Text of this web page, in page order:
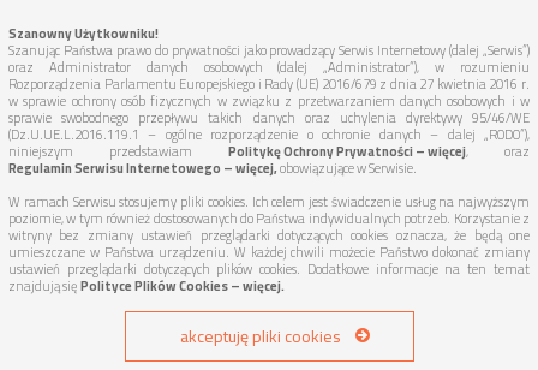
Szanowny Użytkowniku!
Szanując Państwa prawo do prywatności jako prowadzący Serwis Internetowy (dalej „Serwis”)
oraz Administrator danych osobowych (dalej „Administrator”), w rozumieniu
Rozporządzenia Parlamentu Europejskiego i Rady (UE) 2016/679 z dnia 27 kwietnia 2016 r.
w sprawie ochrony osób fizycznych w związku z przetwarzaniem danych osobowych i w
sprawie swobodnego przepływu takich danych oraz uchylenia dyrektywy 95/46/WE
(Dz.U.UE.L.2016.119.1 – ogólne rozporządzenie o ochronie danych – dalej „RODO”),
niniejszym przedstawiam Politykę Ochrony Prywatności – więcej, oraz
Regulamin Serwisu Internetowego – więcej,obowiązujące w Serwisie.
W ramach Serwisu stosujemy pliki cookies. Ich celem jest świadczenie usług na najwyższym
poziomie, w tym również dostosowanych do Państwa indywidualnych potrzeb. Korzystanie z
witryny bez zmiany ustawień przeglądarki dotyczących cookies oznacza, że będą one
umieszczane w Państwa urządzeniu. W każdej chwili możecie Państwo dokonać zmiany
ustawień przeglądarki dotyczących plików cookies. Dodatkowe informacje na ten temat
znajdują sięPolityce Plików Cookies – więcej.
akceptuję pliki cookies